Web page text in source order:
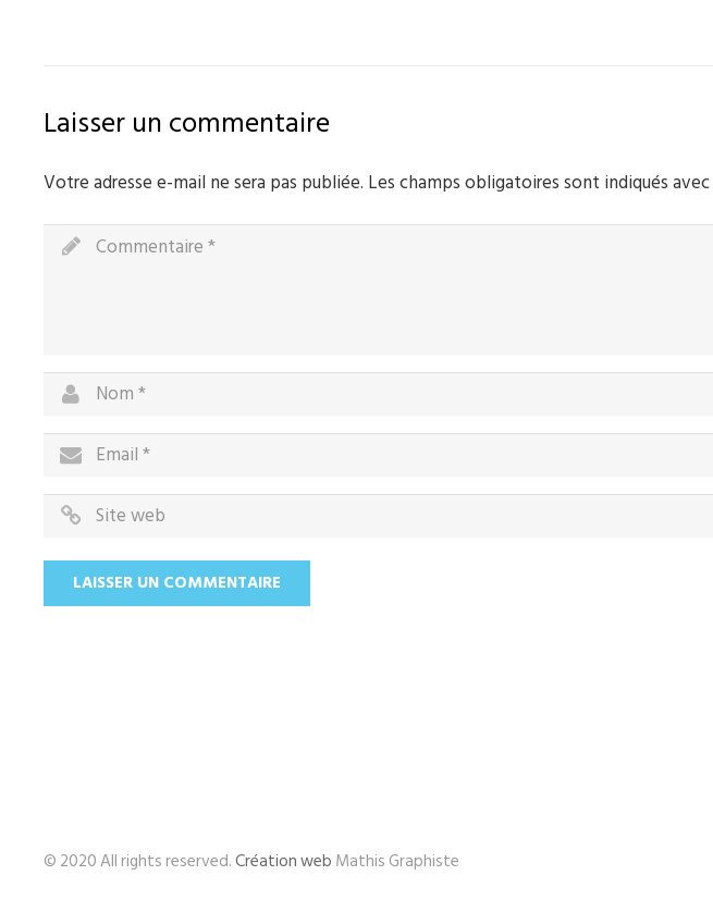
Laisser un commentaire
Votre adresse e-mail ne sera pas publiée. Les champs obligatoires sont indiqués avec
© 2020 All rights reserved.Création web Mathis Graphiste